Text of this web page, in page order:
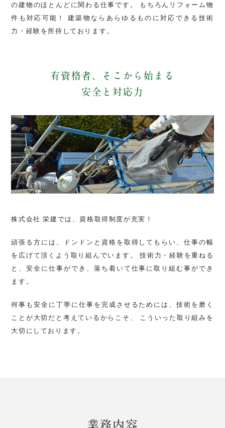
の建物のほとんどに関わる仕事です。
もちろんリフォーム物
件も対応可能！
建築物ならあらゆるものに対応できる技術
力・経験を所持しております。
有資格者、そこから始まる
安全と対応力
株式会社 栄建では、資格取得制度が充実！
頑張る方には、ドンドンと資格を取得してもらい、仕事の幅
を広げて頂くよう取り組んでいます。
技術力・経験を重ねる
と、安全に仕事ができ、落ち着いて仕事に取り組む事ができ
ます。
何事も安全に丁寧に仕事を完成させるためには、技術を磨く
ことが大切だと考えているからこそ、
こういった取り組みを
大切にしております。
業務内容